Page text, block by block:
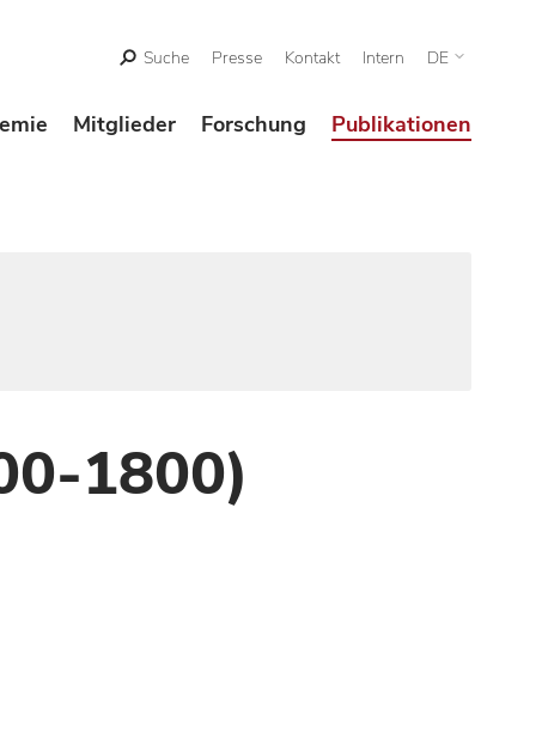
Suche Presse Kontakt Intern DE
Mitglieder Forschung Publikationen
1800)